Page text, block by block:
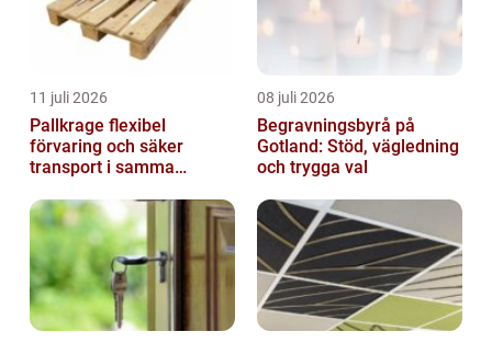
11 juli 2026
Pallkrage flexibel
förvaring och säker
transport i samma
08 juli 2026
Begravningsbyrå på
Gotland: Stöd, vägledning
och trygga val